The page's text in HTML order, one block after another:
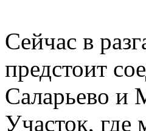
Сейчас в
предстоит
Саларьево и
Участок,